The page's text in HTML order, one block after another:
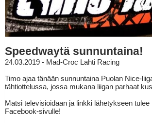
Speedwaytä sunnuntaina!
24.03.2019 - Mad-Croc Lahti Racing
Timo ajaa tänään sunnuntaina Puolan Nice-
tähtiottelussa, jossa mukana liigan parhaat
Matsi televisioidaan ja linkki lähetykseen
Facebook-sivulle!